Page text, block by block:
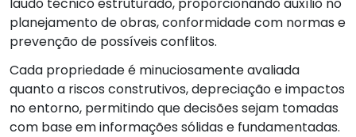
planejamento de obras, conformidade com normas e
prevenção de possíveis conflitos.
Cada propriedade é minuciosamente avaliada
quanto a riscos construtivos, depreciação e impactos
no entorno, permitindo que decisões sejam tomadas
com base em informações sólidas e fundamentadas.